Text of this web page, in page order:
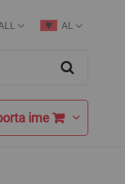
Language
AL
ime